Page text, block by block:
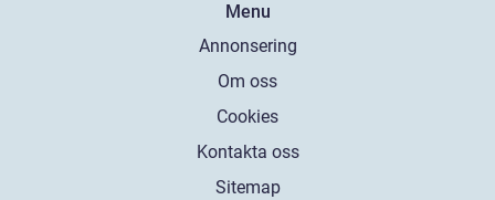
Menu
Annonsering
Om oss
Cookies
Kontakta oss
Sitemap